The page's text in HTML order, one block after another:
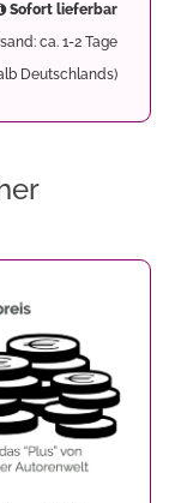
Sofort lieferbar
ca. 1-2 Tage
Deutschlands)